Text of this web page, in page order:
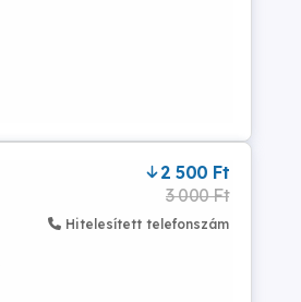
2 500 Ft
3 000 Ft
Hitelesített telefonszám